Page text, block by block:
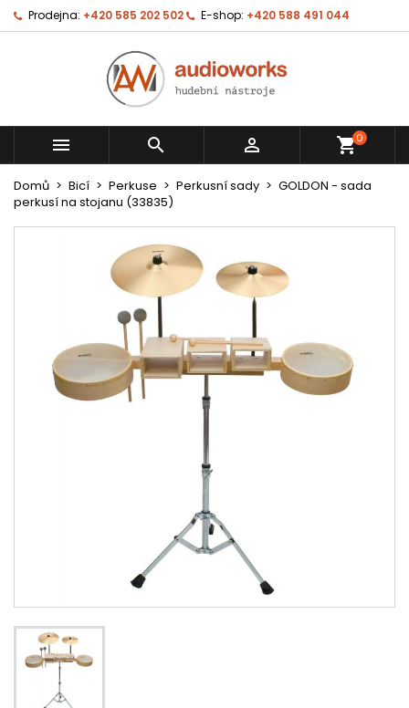
Prodejna: +420 585 202 502 E-shop: +420 588 491 044
   shopping_cart0
Domů Bicí Perkuse Perkusní sady
GOLDON - sada
perkusí na stojanu (33835)